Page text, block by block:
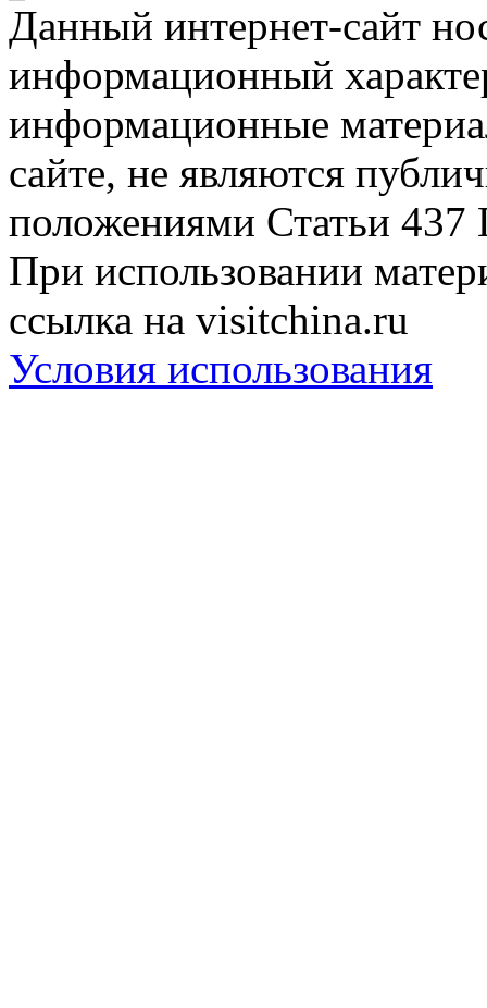
Данный интернет-сайт
информационный
информационные
сайте, не являются
положениями Статьи 437
При использовании
ссылка на visitchina.ru
Условия использования